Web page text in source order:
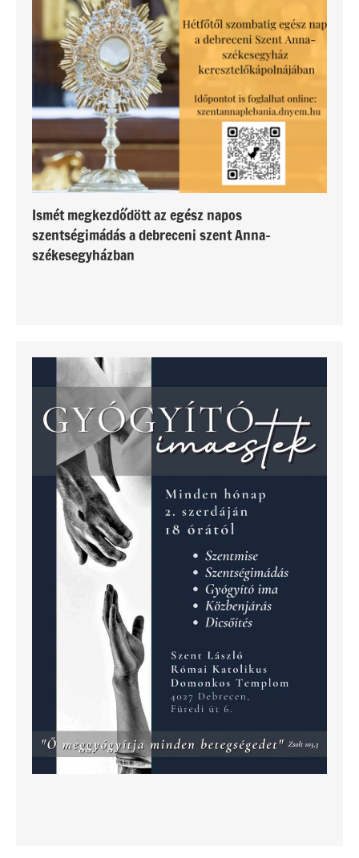
Ismét megkezdődött az egész napos
szentségimádás a debreceni szent Anna-
székesegyházban